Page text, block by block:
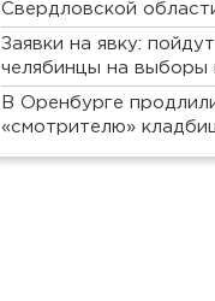
Свердловской
Заявки на явку:
челябинцы на выборы
В Оренбурге
«смотрителю»